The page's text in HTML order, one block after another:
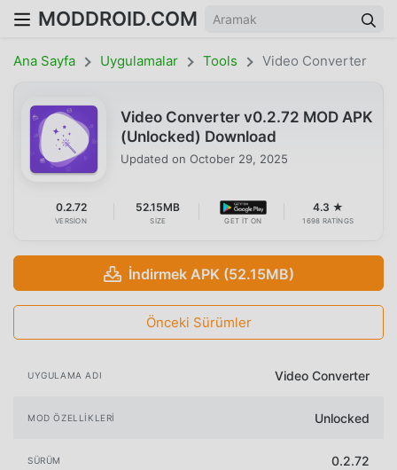
MODDROID.COM
Ana Sayfa Uygulamalar Tools Video Converter
Video Converter v0.2.72 MOD APK
(Unlocked) Download
Updated on October 29, 2025
0.2.72
VERSION
52.15MB
SIZE GET IT ON
4.3 ★
1698 RATINGS
İndirmek APK (52.15MB)
Önceki Sürümler
UYGULAMA ADI Video Converter
MOD ÖZELLIKLERI Unlocked
SÜRÜM 0.2.72